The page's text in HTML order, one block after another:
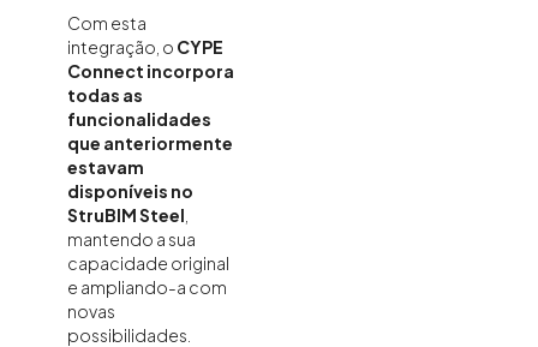
Com esta
integração, o CYPE
Connect incorpora
todas as
funcionalidades
que anteriormente
estavam
disponíveis no
StruBIM Steel
mantendo a sua
capacidade original
e ampliando-a com
novas
possibilidades.